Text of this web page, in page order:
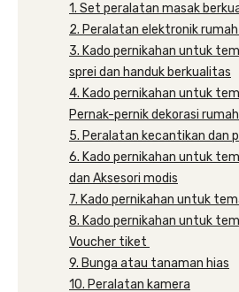
1. Set peralatan masak
2. Peralatan elektronik
3. Kado pernikahan untuk
sprei dan handuk berkualitas
4. Kado pernikahan untuk
Pernak-pernik dekorasi rumah
5. Peralatan kecantikan dan
6. Kado pernikahan untuk
dan Aksesori modis
7. Kado pernikahan untuk
8. Kado pernikahan untuk
Voucher tiket
9. Bunga atau tanaman hias
10. Peralatan kamera